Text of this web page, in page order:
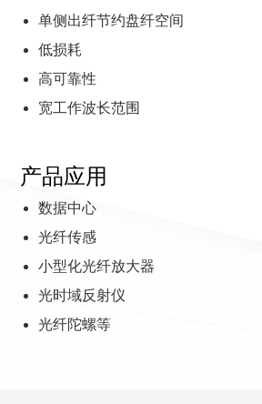
单侧出纤节约盘纤空间
低损耗
高可靠性
宽工作波长范围
产品应用
数据中心
光纤传感
小型化光纤放大器
光时域反射仪
光纤陀螺等